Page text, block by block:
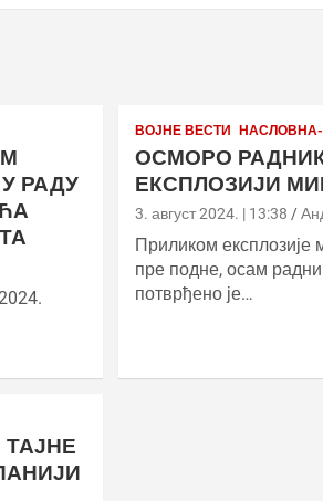
РАДУ
ВОЈНЕ ВЕСТИ НАСЛОВНА-
ОСМОРО
ЕКСПЛОЗИЈИ
3. август 2024. | 13:38
Приликом
пре подне, осам
потврђено је…